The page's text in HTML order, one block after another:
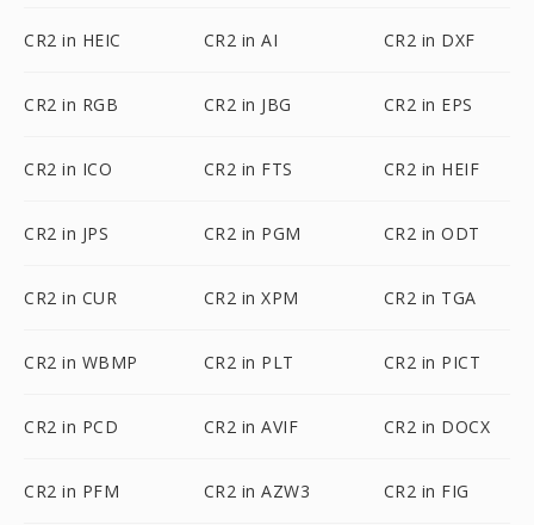
CR2 in HEIC CR2 in AI CR2 in DXF
CR2 in RGB CR2 in JBG CR2 in EPS
CR2 in ICO CR2 in FTS CR2 in HEIF
CR2 in JPS CR2 in PGM CR2 in ODT
CR2 in CUR CR2 in XPM CR2 in TGA
CR2 in WBMP CR2 in PLT CR2 in PICT
CR2 in PCD CR2 in AVIF CR2 in DOCX
CR2 in PFM CR2 in AZW3 CR2 in FIG